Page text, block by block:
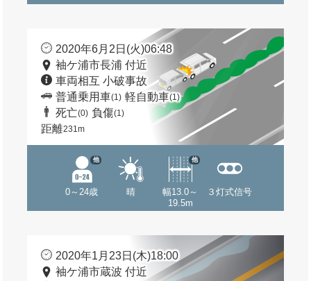
2020年6月2日(火)06:48
袖ケ浦市長浦 付近
車両相互 小破事故
普通乗用車(1) 軽自動車(1)
死亡(0) 負傷(1)
距離231m
0～24歳
他
晴
幅13.0～
19.5m
他
３灯式信号
2020年1月23日(木)18:00
袖ケ浦市蔵波 付近